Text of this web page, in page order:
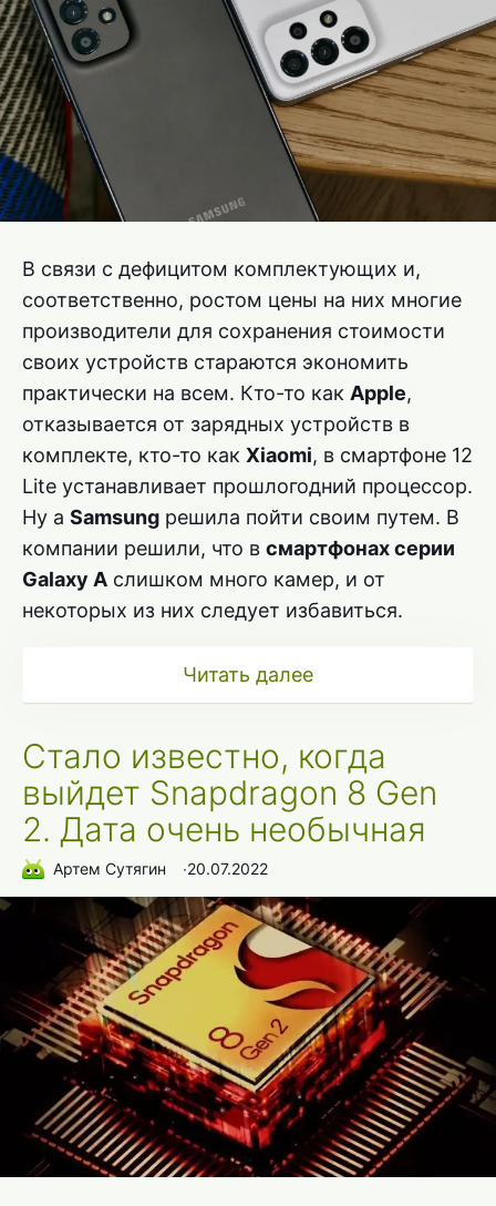
В связи с дефицитом комплектующих и,
соответственно, ростом цены на них многие
производители для сохранения стоимости
своих устройств стараются экономить
практически на всем. Кто-то как Apple,
отказывается от зарядных устройств в
комплекте, кто-то как Xiaomi, в смартфоне 12
Lite устанавливает прошлогодний процессор.
Ну а Samsung решила пойти своим путем. В
компании решили, что в смартфонах серии
Galaxy A слишком много камер, и от
некоторых из них следует избавиться.
Читать далее
Стало известно, когда
выйдет Snapdragon 8 Gen
2. Дата очень необычная
Артем Сутягин ∙20.07.2022